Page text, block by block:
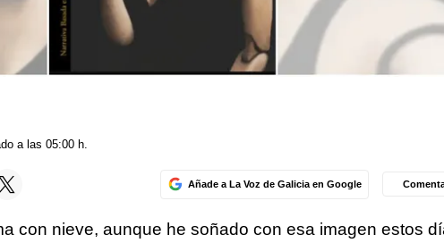
a las 05:00 h.
Añade a La Voz de Galicia en Google
con nieve, aunque he soñado con esa imagen estos